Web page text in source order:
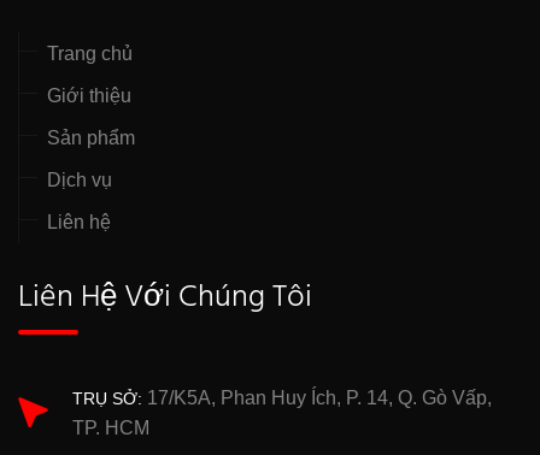
Trang chủ
Giới thiệu
Sản phẩm
Dịch vụ
Liên hệ
Liên Hệ Với Chúng Tôi
TRỤ SỞ: 17/K5A, Phan Huy Ích, P. 14, Q. Gò Vấp,
TP. HCM